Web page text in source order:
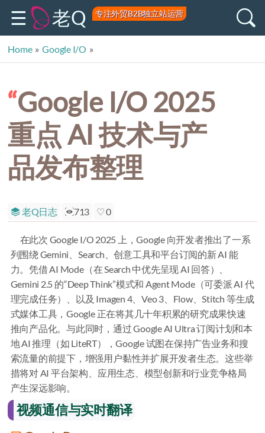
老Q 专注外贸B2B独立站运营
Home » Google I/O »
Google I/O 2025
重点 AI 技术与产
品发布整理
老Q日志 713 0
在此次 Google I/O 2025 上，Google 向开发者推出了一系
列围绕 Gemini、Search、创意工具和平台订阅的新 AI 能
力。凭借 AI Mode（在 Search 中优先呈现 AI 回答）、
Gemini 2.5 的“Deep Think”模式和 Agent Mode（可委派 AI 代
理完成任务）、以及 Imagen 4、Veo 3、Flow、Stitch 等生成
式媒体工具，Google 正在将其几十年积累的研究成果快速
推向产品化。与此同时，通过 Google AI Ultra 订阅计划和本
地 AI 推理（如 LiteRT），Google 试图在保持广告业务和搜
索流量的前提下，增强用户黏性并扩展开发者生态。这些举
措将对 AI 平台架构、应用生态、模型创新和行业竞争格局
产生深远影响。
视频通信与实时翻译